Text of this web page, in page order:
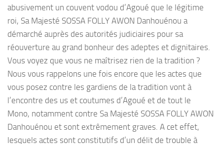
abusivement un couvent vodou d’Agoué que le légitime
roi, Sa Majesté SOSSA FOLLY AWON Danhouénou a
démarché auprès des autorités judiciaires pour sa
réouverture au grand bonheur des adeptes et dignitaires.
Vous voyez que vous ne maîtrisez rien de la tradition ?
Nous vous rappelons une fois encore que les actes que
vous posez contre les gardiens de la tradition vont à
l’encontre des us et coutumes d’Agoué et de tout le
Mono, notamment contre Sa Majesté SOSSA FOLLY AWON
Danhouénou et sont extrêmement graves. A cet effet,
lesquels actes sont constitutifs d’un délit de trouble à